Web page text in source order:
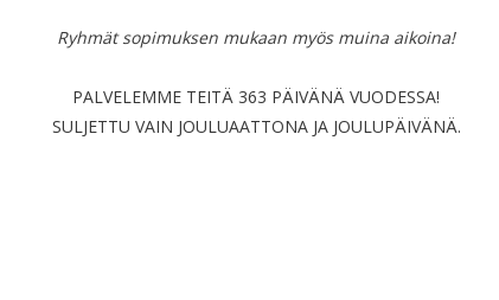
Ryhmät sopimuksen mukaan myös muina aikoina!
PALVELEMME TEITÄ 363 PÄIVÄNÄ VUODESSA!
SULJETTU VAIN JOULUAATTONA JA JOULUPÄIVÄNÄ.